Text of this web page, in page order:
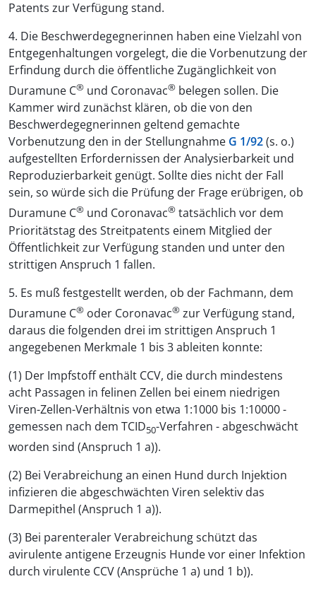
Patents zur Verfügung stand.
4. Die Beschwerdegegnerinnen haben eine Vielzahl von
Entgegenhaltungen vorgelegt, die die Vorbenutzung der
Erfindung durch die öffentliche Zugänglichkeit von
Duramune C® und Coronavac® belegen sollen. Die
Kammer wird zunächst klären, ob die von den
Beschwerdegegnerinnen geltend gemachte
Vorbenutzung den in der Stellungnahme G 1/92(s. o.)
aufgestellten Erfordernissen der Analysierbarkeit und
Reproduzierbarkeit genügt. Sollte dies nicht der Fall
sein, so würde sich die Prüfung der Frage erübrigen, ob
Duramune C® und Coronavac® tatsächlich vor dem
Prioritätstag des Streitpatents einem Mitglied der
Öffentlichkeit zur Verfügung standen und unter den
strittigen Anspruch 1 fallen.
5. Es muß festgestellt werden, ob der Fachmann, dem
Duramune C® oder Coronavac® zur Verfügung stand,
daraus die folgenden drei im strittigen Anspruch 1
angegebenen Merkmale 1 bis 3 ableiten konnte:
(1) Der Impfstoff enthält CCV, die durch mindestens
acht Passagen in felinen Zellen bei einem niedrigen
Viren-Zellen-Verhältnis von etwa 1:1000 bis 1:10000 -
gemessen nach dem TCID50-Verfahren - abgeschwächt
worden sind (Anspruch 1 a)).
(2) Bei Verabreichung an einen Hund durch Injektion
infizieren die abgeschwächten Viren selektiv das
Darmepithel (Anspruch 1 a)).
(3) Bei parenteraler Verabreichung schützt das
avirulente antigene Erzeugnis Hunde vor einer Infektion
durch virulente CCV (Ansprüche 1 a) und 1 b)).